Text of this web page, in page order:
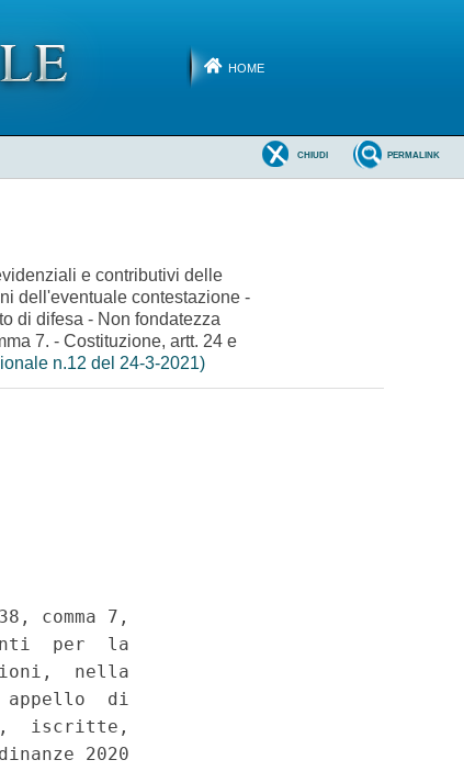
HOME
PERMALINK
CHIUDI
e contributivi delle
dell'eventuale contestazione -
di difesa - Non fondatezza
7. - Costituzione, artt. 24 e
n.12 del 24-3-2021)